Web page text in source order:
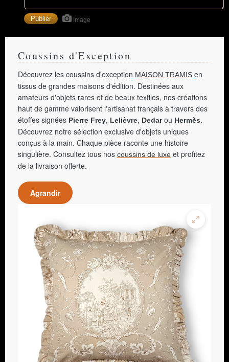
Image
Coussins d'Exception
Découvrez les coussins d'exception MAISON TRAMIS en
tissus de grandes maisons d'édition. Destinées aux
amateurs d'objets rares et de beaux textiles, nos créations
haut de gamme valorisent l'artisanat français à travers des
étoffes signées Pierre Frey, Lelièvre, Dedarou Hermès.
Découvrez notre sélection exclusive d'objets uniques
conçus à la main. Chaque pièce raconte une histoire
singulière. Consultez tous nos coussins de luxe et profitez
de la livraison offerte.
Agrandir